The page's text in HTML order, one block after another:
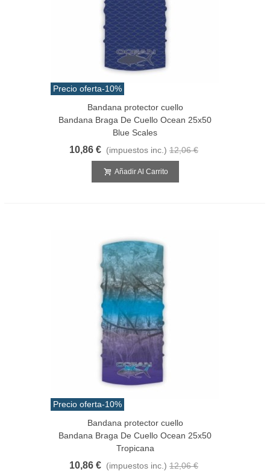
Precio oferta-10%
Bandana protector cuello
Bandana Braga De Cuello Ocean 25x50
Blue Scales
10,86 € (impuestos inc.) 12,06 €
Añadir Al Carrito
Precio oferta-10%
Bandana protector cuello
Bandana Braga De Cuello Ocean 25x50
Tropicana
10,86 € (impuestos inc.) 12,06 €